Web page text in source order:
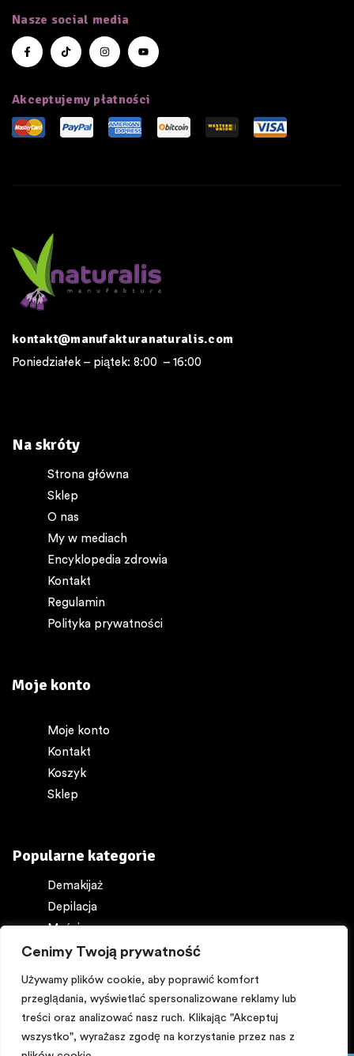
Cenimy Twoją prywatność
Używamy plików cookie, aby poprawić komfort
przeglądania, wyświetlać spersonalizowane reklamy lub
treści oraz analizować nasz ruch. Klikając "Akceptuj
wszystko", wyrażasz zgodę na korzystanie przez nas z
Nasze social media
Akceptujemy płatności
Na skróty
Strona główna
Sklep
O nas
My w mediach
Encyklopedia zdrowia
Kontakt
Regulamin
Polityka prywatności
Moje konto
Moje konto
Kontakt
Koszyk
Sklep
Popularne kategorie
Demakijaż
Depilacja
Maści
Ochrona ciała
kontakt@manufakturanaturalis.com
Poniedziałek – piątek: 8:00 – 16:00